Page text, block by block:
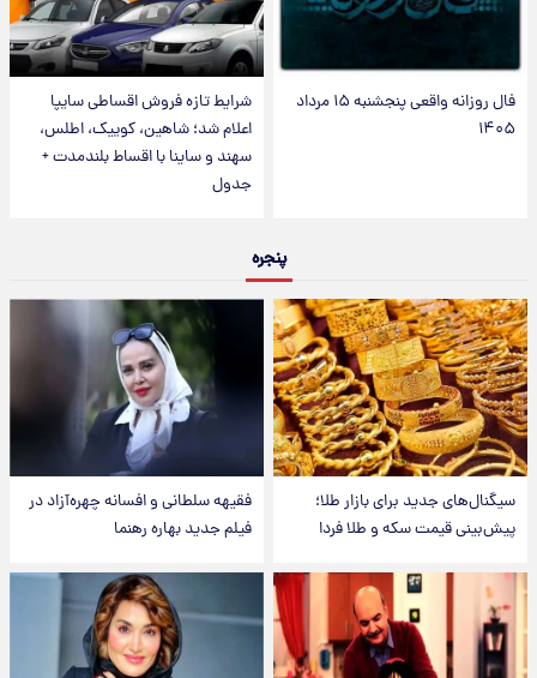
فال روزانه واقعی پنجشنبه ۱۵ مرداد
۱۴۰۵
شرایط تازه فروش اقساطی سایپا
اعلام شد؛ شاهین، کوییک، اطلس،
سهند و ساینا با اقساط بلندمدت +
جدول
پنجره
سیگنال‌های جدید برای بازار طلا؛
پیش‌بینی قیمت سکه و طلا فردا
فقیهه سلطانی و افسانه چهره‌آزاد در
فیلم جدید بهاره رهنما